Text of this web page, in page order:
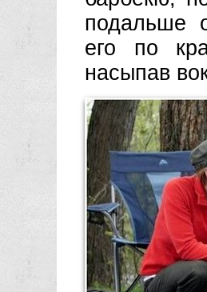
подальше
его по
насыпав